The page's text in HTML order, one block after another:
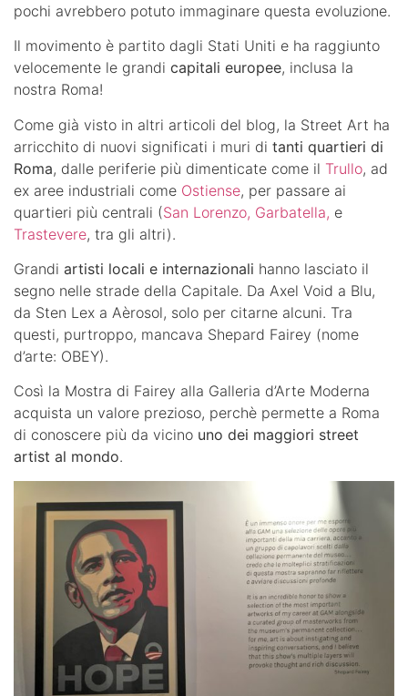
pochi avrebbero potuto immaginare questa evoluzione.
Il movimento è partito dagli Stati Uniti e ha raggiunto
velocemente le grandi capitali europee, inclusa la
nostra Roma!
Come già visto in altri articoli del blog, la Street Art ha
arricchito di nuovi significati i muri di tanti quartieri di
Roma, dalle periferie più dimenticate come il Trullo, ad
ex aree industriali come Ostiense, per passare ai
quartieri più centrali (San Lorenzo, Garbatella, e
Trastevere, tra gli altri).
Grandi artisti locali e internazionali hanno lasciato il
segno nelle strade della Capitale. Da Axel Void a Blu,
da Sten Lex a Aèrosol, solo per citarne alcuni. Tra
questi, purtroppo, mancava Shepard Fairey (nome
d’arte: OBEY).
Così la Mostra di Fairey alla Galleria d’Arte Moderna
acquista un valore prezioso, perchè permette a Roma
di conoscere più da vicino uno dei maggiori street
artist al mondo.